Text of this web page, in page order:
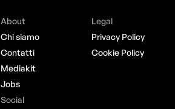
About
Chi siamo
Contatti
Mediakit
Jobs
Social
Legal
Privacy Policy
Cookie Policy